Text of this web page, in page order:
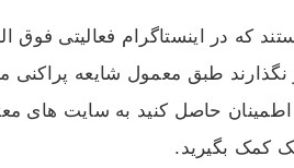
که در اینستاگرام فعالیتی
نگذارند طبق معمول شایعه
حاصل کنید به سایت های
کمک بگیرید.